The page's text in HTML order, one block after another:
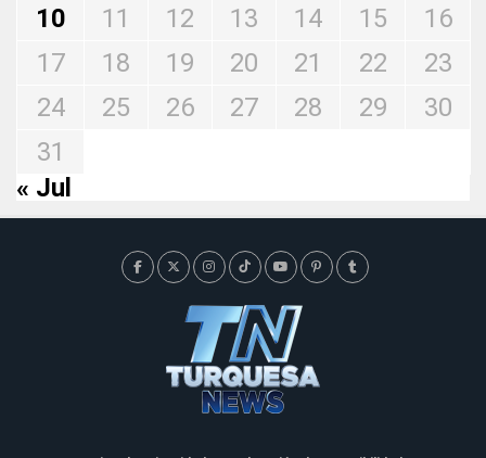
10
11 12 13 14 15
16
17
18 19 20 21 22
23
24
25 26 27 28 29
30
31
« Jul